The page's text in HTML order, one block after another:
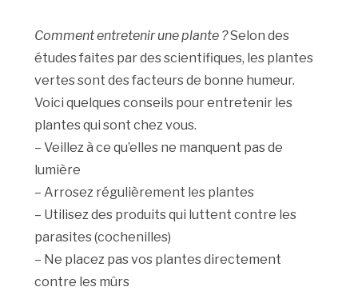
Comment entretenir une plante ?Selon des
études faites par des scientifiques, les plantes
vertes sont des facteurs de bonne humeur.
Voici quelques conseils pour entretenir les
plantes qui sont chez vous.
– Veillez à ce qu’elles ne manquent pas de
lumière
– Arrosez régulièrement les plantes
– Utilisez des produits qui luttent contre les
parasites (cochenilles)
– Ne placez pas vos plantes directement
contre les mûrs